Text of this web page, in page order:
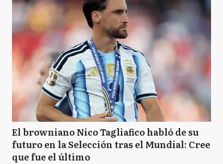
El browniano Nico Tagliafico habló de su
futuro en la Selección tras el Mundial: Cree
que fue el último